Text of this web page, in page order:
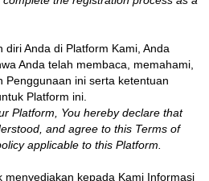
Anda di Platform Kami, Anda
Anda telah membaca, memahami,
Penggunaan ini serta ketentuan
Platform ini.
Platform, You hereby declare that
and agree to this Terms of
applicable to this Platform.
menyediakan kepada Kami Informasi